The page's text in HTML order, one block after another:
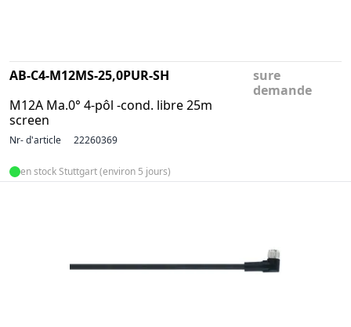
AB-C4-M12MS-25,0PUR-SH
M12A Ma.0° 4-pôl -cond. libre 25m
screen
sure
demande
Nr- d'article 22260369
en stock Stuttgart (environ 5 jours)